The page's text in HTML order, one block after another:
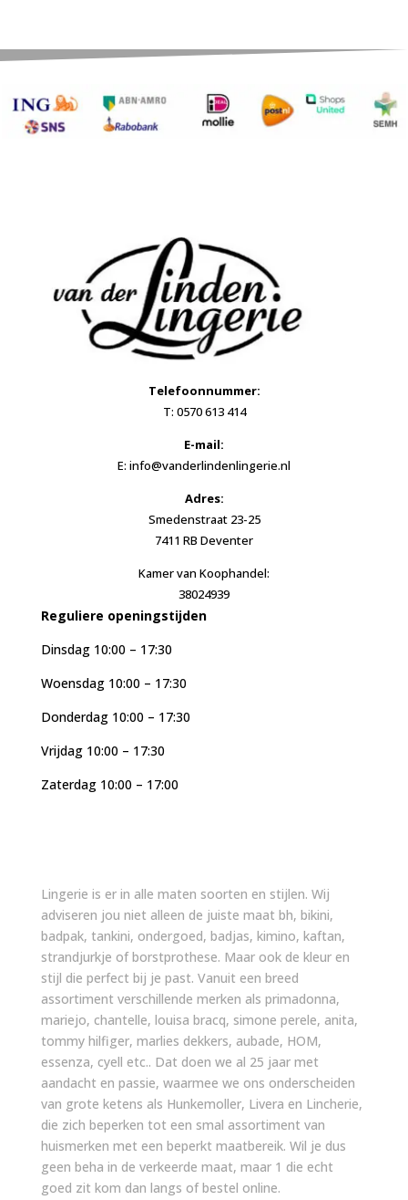
Telefoonnummer:
T: 0570 613 414
E-mail:
E: info@vanderlindenlingerie.nl
Adres:
Smedenstraat 23-25
7411 RB Deventer
Kamer van Koophandel:
38024939
Reguliere openingstijden
Dinsdag 10:00 – 17:30
Woensdag 10:00 – 17:30
Donderdag 10:00 – 17:30
Vrijdag 10:00 – 17:30
Zaterdag 10:00 – 17:00
Lingerie is er in alle maten soorten en stijlen. Wij
adviseren jou niet alleen de juiste maat bh, bikini,
badpak, tankini, ondergoed, badjas, kimino, kaftan,
strandjurkje of borstprothese. Maar ook de kleur en
stijl die perfect bij je past. Vanuit een breed
assortiment verschillende merken als primadonna,
mariejo, chantelle, louisa bracq, simone perele, anita,
tommy hilfiger, marlies dekkers, aubade, HOM,
essenza, cyell etc.. Dat doen we al 25 jaar met
aandacht en passie, waarmee we ons onderscheiden
van grote ketens als Hunkemoller, Livera en Lincherie,
die zich beperken tot een smal assortiment van
huismerken met een beperkt maatbereik. Wil je dus
geen beha in de verkeerde maat, maar 1 die echt
goed zit kom dan langs of bestel online.